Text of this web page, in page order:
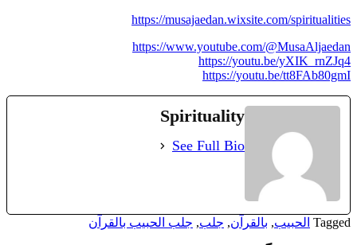
https://musajaedan.wixsite.com/spiritualities
https://www.youtube.com/@MusaAljaedan
https://youtu.be/yXIK_rnZJq4
https://youtu.be/tt8FAb80gmI
Spirituality
See Full Bio
Tagged الحبيب, بالقرآن, جلب, جلب الحبيب بالقرآن